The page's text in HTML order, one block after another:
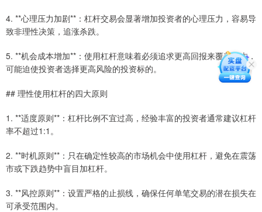
4. **心理压力加剧**：杠杆交易会显著增加投资者的心理压力，容易导
致非理性决策，追涨杀跌。
5. **机会成本增加**：使用杠杆意味着必须追求更高回报来覆盖成本，
可能迫使投资者选择更高风险的投资标的。
## 理性使用杠杆的四大原则
1. **适度原则**：杠杆比例不宜过高，经验丰富的投资者通常建议杠杆
率不超过1:1。
2. **时机原则**：只在确定性较高的市场机会中使用杠杆，避免在震荡
市或下跌趋势中盲目加杠杆。
3. **风控原则**：设置严格的止损线，确保任何单笔交易的潜在损失在
可承受范围内。